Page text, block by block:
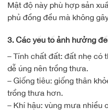
Mật độ này phù hợp sản
phủ đồng đều mà không
3. Các yếu tố ảnh hưởng
– Tính chất đất: đất nhẹ có
dễ úng nên trồng thưa.
– Giống tiêu: giống thân
trồng thưa hơn.
– Khí hậu: vùng mưa nhiều